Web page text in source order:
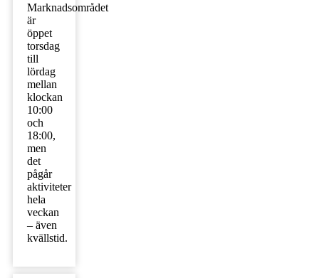
Marknadsområdet
är
öppet
torsdag
till
lördag
mellan
klockan
10:00
och
18:00,
men
det
pågår
aktiviteter
hela
veckan
– även
kvällstid.